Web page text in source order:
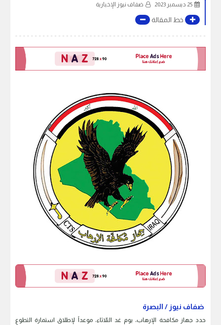
25 ديسمبر 2023 ضفاف نيوز الإخبارية
خط المقالة
ضفاف نيوز / البصرة
حدد جهاز مكافحة الإرهاب، يوم غد الثلاثاء، موعداً لإطلاق استمارة التطوع